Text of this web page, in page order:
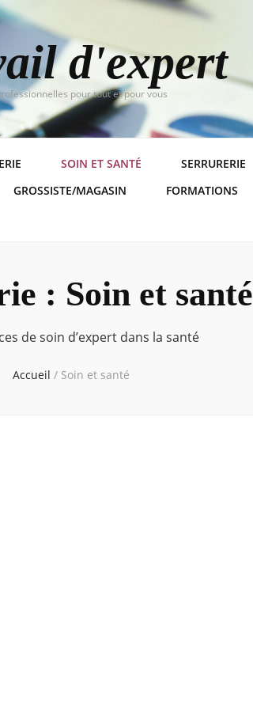
d'expert
pour tout et pour vous
SOIN ET SANTÉ SERRURERIE
GROSSISTE/MAGASIN FORMATIONS
: Soin et santé
de soin d’expert dans la santé
Accueil / Soin et santé